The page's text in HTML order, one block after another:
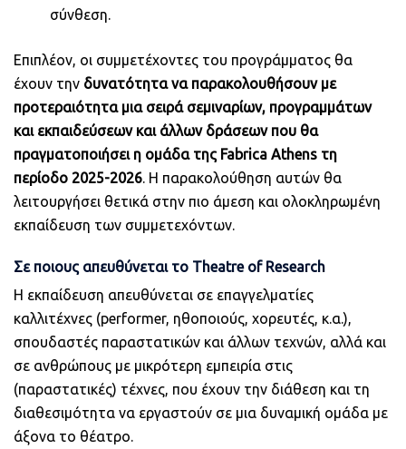
σύνθεση.
Επιπλέον, οι συμμετέχοντες του προγράμματος θα
έχουν την δυνατότητα να παρακολουθήσουν με
προτεραιότητα μια σειρά σεμιναρίων, προγραμμάτων
και εκπαιδεύσεων και άλλων δράσεων που θα
πραγματοποιήσει η ομάδα της Fabrica Athens τη
περίοδο 2025-2026. Η παρακολούθηση αυτών θα
λειτουργήσει θετικά στην πιο άμεση και ολοκληρωμένη
εκπαίδευση των συμμετεχόντων.
Σε ποιους απευθύνεται το Theatre of Research
Η εκπαίδευση απευθύνεται σε επαγγελματίες
καλλιτέχνες (performer, ηθοποιούς, χορευτές, κ.α.),
σπουδαστές παραστατικών και άλλων τεχνών, αλλά και
σε ανθρώπους με μικρότερη εμπειρία στις
(παραστατικές) τέχνες, που έχουν την διάθεση και τη
διαθεσιμότητα να εργαστούν σε μια δυναμική ομάδα με
άξονα το θέατρο.